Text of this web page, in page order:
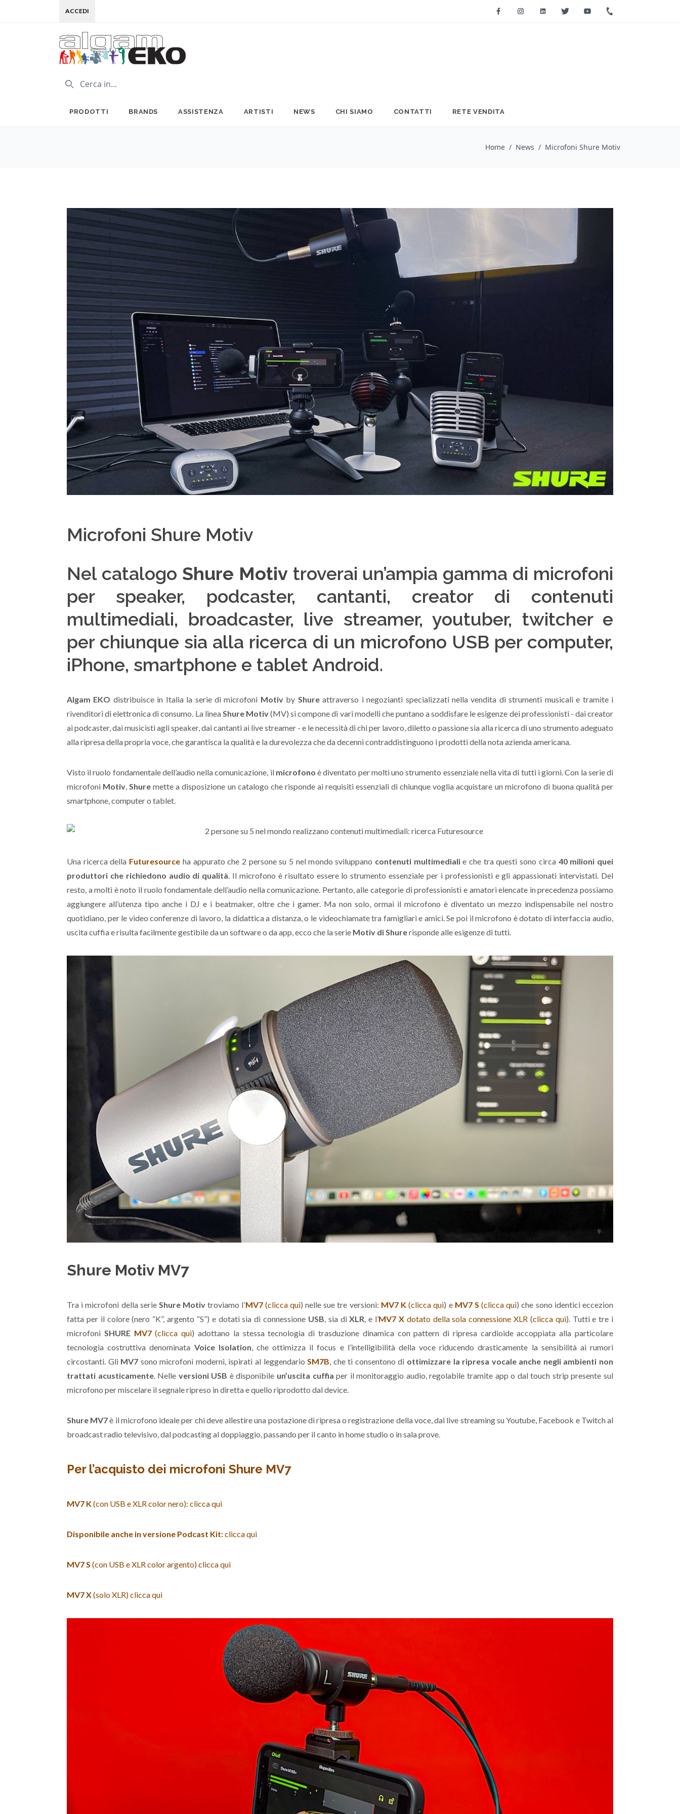
ACCEDI FacebookInstagramLinkedinTwitter Youtube
PRODOTTI BRANDS ASSISTENZA ARTISTI NEWS CHI SIAMO CONTATTI RETE VENDITA
Home / News / Microfoni Shure Motiv
Microfoni Shure Motiv
Nel catalogo Shure Motivtroverai un’ampia gamma di microfoni
per speaker, podcaster, cantanti, creator di contenuti
multimediali, broadcaster, live streamer, youtuber, twitcher e
per chiunque sia alla ricerca di un microfono USB per computer,
iPhone, smartphone e tablet Android.
Algam EKO distribuisce in Italia la serie di microfoni Motivby Shureattraverso i negozianti specializzati nella vendita di strumenti musicali e tramite i
rivenditori di elettronica di consumo. La lineaShure Motiv(MV) si compone di vari modelli che puntano a soddisfare le esigenze dei professionisti - dai creator
ai podcaster, dai musicisti agli speaker, dai cantanti ai live streamer - e le necessità di chi per lavoro, diletto o passione sia alla ricerca di uno strumento adeguato
alla ripresa della propria voce, che garantisca la qualità e la durevolezza che da decenni contraddistinguono i prodotti della nota azienda americana.
Visto il ruolo fondamentale dell’audio nella comunicazione, il microfono è diventato per molti uno strumento essenziale nella vita di tutti i giorni. Con la serie di
microfoni Motiv,Shure mette a disposizione un catalogo che risponde ai requisiti essenziali di chiunque voglia acquistare un microfono di buona qualità per
smartphone, computer o tablet.
Una ricerca della Futuresource ha appurato che 2 persone su 5 nel mondo sviluppano contenuti multimedialie che tra questi sono circa 40 milioni quei
produttori che richiedono audio di qualità. Il microfono è risultato essere lo strumento essenziale per i professionisti e gli appassionati intervistati. Del
resto, a molti è noto il ruolo fondamentale dell’audio nella comunicazione. Pertanto, alle categorie di professionisti e amatori elencate in precedenza possiamo
aggiungere all’utenza tipo anche i DJ e i beatmaker, oltre che i gamer. Ma non solo, ormai il microfono è diventato un mezzo indispensabile nel nostro
quotidiano, per le video conferenze di lavoro, la didattica a distanza, o le videochiamate tra famigliari e amici. Se poi il microfono è dotato di interfaccia audio,
uscita cuffia e risulta facilmente gestibile da un software o da app, ecco che la serie Motiv di Shurerisponde alle esigenze di tutti.
Shure Motiv MV7
Tra i microfoni della serie Shure Motiv troviamo l’MV7(clicca qui) nelle sue tre versioni: MV7 K (clicca qui) e MV7 S(clicca qui) che sono identici eccezion
fatta per il colore (nero “K”, argento “S”) e dotati sia di connessione USB, sia diXLR, e l’MV7 Xdotato della sola connessione XLR (clicca qui). Tutti e tre i
microfoni SHURE MV7(clicca qui) adottano la stessa tecnologia di trasduzione dinamica con pattern di ripresa cardioide accoppiata alla particolare
tecnologia costruttiva denominata Voice Isolation, che ottimizza il focus e l’intelligibilità della voce riducendo drasticamente la sensibilità ai rumori
circostanti. Gli MV7 sono microfoni moderni, ispirati al leggendarioSM7B, che ti consentono di ottimizzare la ripresa vocale anche negli ambienti non
trattati acusticamente. Nelle versioni USB è disponibile un’uscita cuffiaper il monitoraggio audio, regolabile tramite app o dal touch strip presente sul
microfono per miscelare il segnale ripreso in diretta e quello riprodotto dal device.
Shure MV7è il microfono ideale per chi deve allestire una postazione di ripresa o registrazione della voce, dal live streaming su Youtube, Facebook e Twitch al
broadcast radio televisivo, dal podcasting al doppiaggio, passando per il canto in home studio o in sala prove.
Per l’acquisto dei microfoni Shure MV7
MV7 K(con USB e XLR color nero): clicca qui
Disponibile anche in versione Podcast Kit:clicca qui
MV7 S (con USB e XLR color argento) clicca qui
MV7 X(solo XLR) clicca qui